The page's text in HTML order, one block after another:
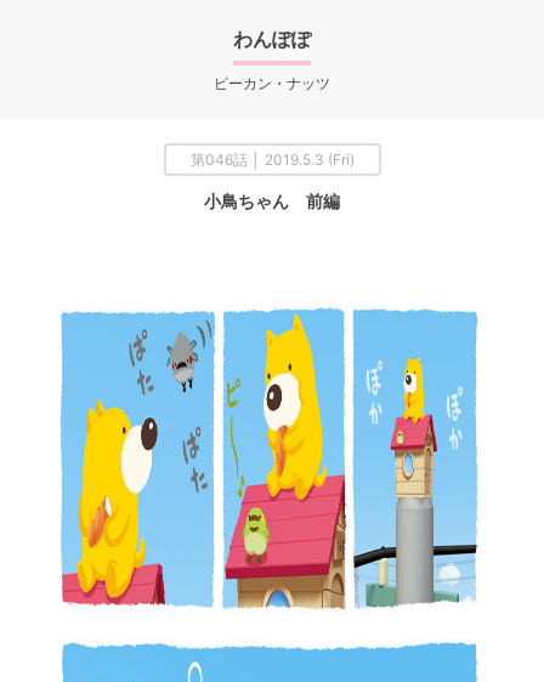
わんぽぽ
ピーカン・ナッツ
第046話 │ 2019.5.3 (Fri)
小鳥ちゃん 前編